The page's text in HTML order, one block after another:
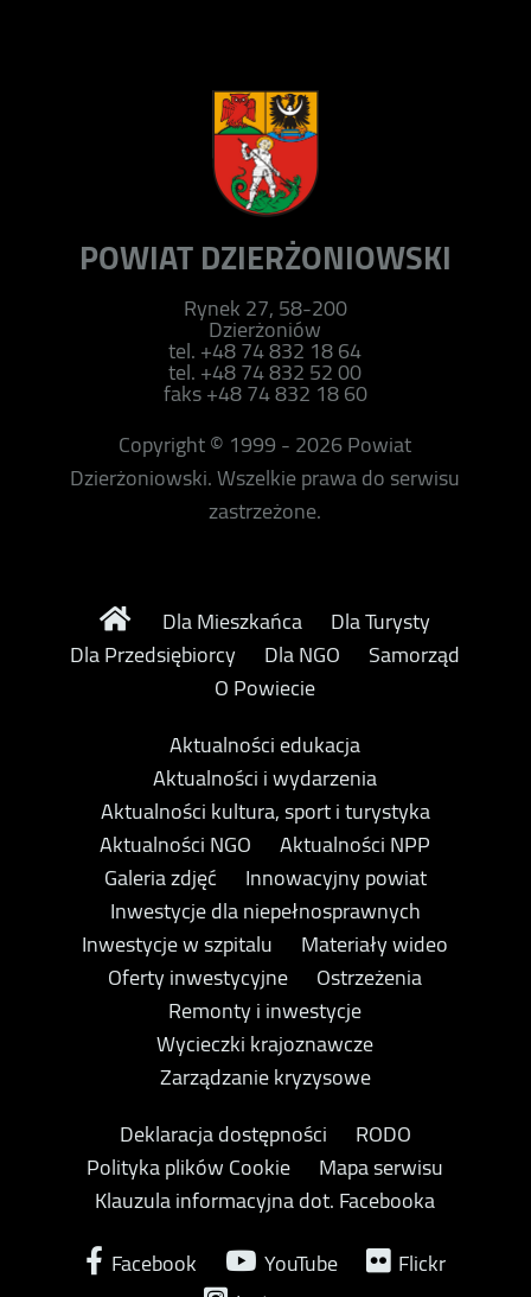
POWIAT DZIERŻONIOWSKI
Rynek 27, 58-200
Dzierżoniów
tel. +48 74 832 18 64
tel. +48 74 832 52 00
faks +48 74 832 18 60
Copyright © 1999 - 2026 Powiat
Dzierżoniowski. Wszelkie prawa do serwisu
zastrzeżone.
Dla Mieszkańca
Dla Turysty
Dla Przedsiębiorcy
Dla NGO
Samorząd
O Powiecie
Aktualności edukacja
Aktualności i wydarzenia
Aktualności kultura, sport i turystyka
Aktualności NGO
Aktualności NPP
Galeria zdjęć
Innowacyjny powiat
Inwestycje dla niepełnosprawnych
Inwestycje w szpitalu
Materiały wideo
Oferty inwestycyjne
Ostrzeżenia
Remonty i inwestycje
Wycieczki krajoznawcze
Zarządzanie kryzysowe
Deklaracja dostępności
RODO
Polityka plików Cookie
Mapa serwisu
Klauzula informacyjna dot. Facebooka
Facebook
YouTube
Flickr